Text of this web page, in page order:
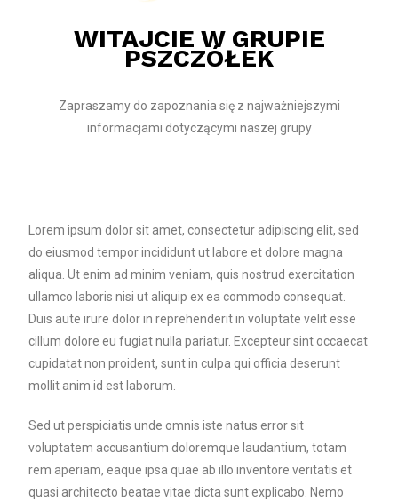
WITAJCIE W GRUPIE
PSZCZÓŁEK
Zapraszamy do zapoznania się z najważniejszymi
informacjami dotyczącymi naszej grupy
Lorem ipsum dolor sit amet, consectetur adipiscing elit, sed
do eiusmod tempor incididunt ut labore et dolore magna
aliqua. Ut enim ad minim veniam, quis nostrud exercitation
ullamco laboris nisi ut aliquip ex ea commodo consequat.
Duis aute irure dolor in reprehenderit in voluptate velit esse
cillum dolore eu fugiat nulla pariatur. Excepteur sint occaecat
cupidatat non proident, sunt in culpa qui officia deserunt
mollit anim id est laborum.
Sed ut perspiciatis unde omnis iste natus error sit
voluptatem accusantium doloremque laudantium, totam
rem aperiam, eaque ipsa quae ab illo inventore veritatis et
quasi architecto beatae vitae dicta sunt explicabo. Nemo